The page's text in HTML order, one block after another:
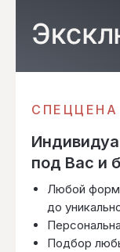
СПЕЦЦЕНА
под Вас и
Любой
до
Подбор